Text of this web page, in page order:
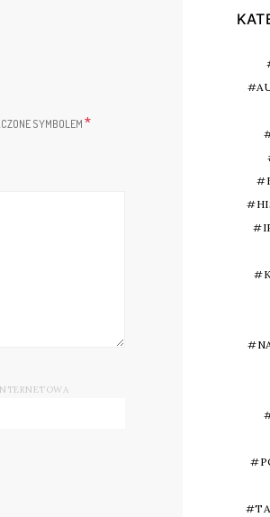
SYMBOLEM*